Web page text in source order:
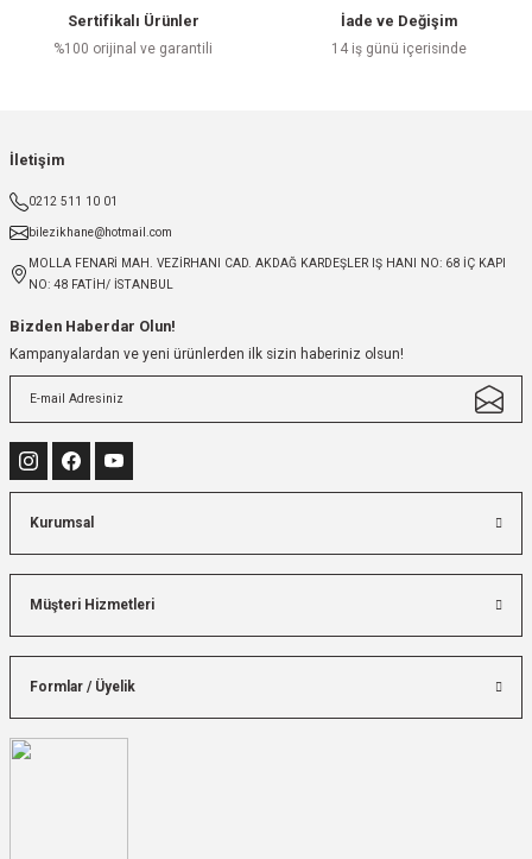
Sertifikalı Ürünler
%100 orijinal ve garantili
İade ve Değişim
14 iş günü içerisinde
İletişim
0212 511 10 01
bilezikhane@hotmail.com
MOLLA FENARİ MAH. VEZİRHANI CAD. AKDAĞ KARDEŞLER IŞ HANI NO: 68 İÇ KAPI
NO: 48 FATİH/ İSTANBUL
Bizden Haberdar Olun!
Kampanyalardan ve yeni ürünlerden ilk sizin haberiniz olsun!
Kurumsal
Müşteri Hizmetleri
Formlar / Üyelik